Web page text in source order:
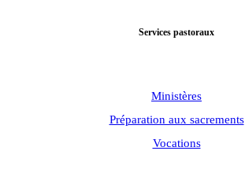
Services pastoraux
Ministères
Préparation aux sacrements
Vocations